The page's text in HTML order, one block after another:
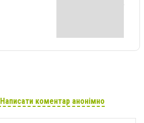
Написати коментар анонімно